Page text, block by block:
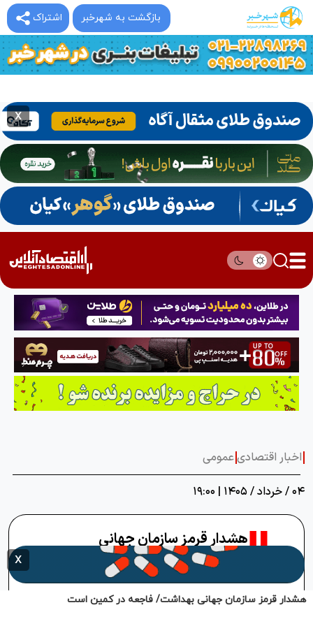
اشتراک بازگشت به شهرخبر
هشدار قرمز سازمان جهانی بهداشت/ فاجعه در کمین است